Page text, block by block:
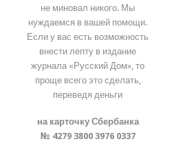
не миновал никого. Мы
нуждаемся в вашей помощи.
Если у вас есть возможность
внести лепту в издание
журнала «Русский Дом», то
проще всего это сделать,
переведя деньги
на карточку Сбербанка
№ 4279 3800 3976 0337